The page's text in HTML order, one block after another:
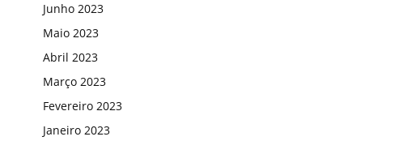
Junho 2023
Maio 2023
Abril 2023
Março 2023
Fevereiro 2023
Janeiro 2023